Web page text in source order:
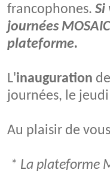
francophones. Si
journées
plateforme.
L'inauguration
journées, le
Au plaisir de
* La plateforme